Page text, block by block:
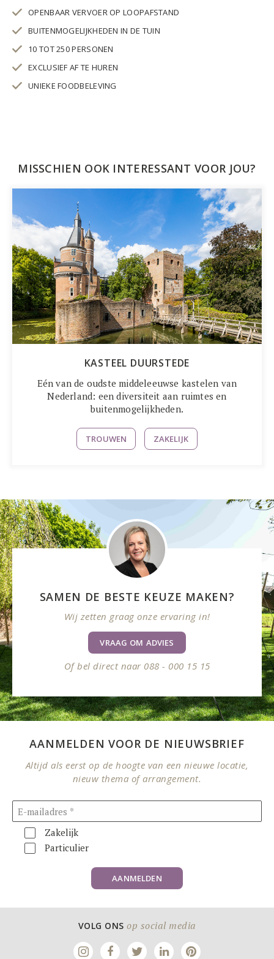
OPENBAAR VERVOER OP LOOPAFSTAND
BUITENMOGELIJKHEDEN IN DE TUIN
10 TOT 250 PERSONEN
EXCLUSIEF AF TE HUREN
UNIEKE FOODBELEVING
MISSCHIEN OOK INTERESSANT VOOR JOU?
KASTEEL DUURSTEDE
Eén van de oudste middeleeuwse kastelen van
Nederland: een diversiteit aan ruimtes en
buitenmogelijkheden.
TROUWEN ZAKELIJK
SAMEN DE BESTE KEUZE MAKEN?
Wij zetten graag onze ervaring in!
VRAAG OM ADVIES
Of bel direct naar 088 - 000 15 15
AANMELDEN VOOR DE NIEUWSBRIEF
Altijd als eerst op de hoogte van een nieuwe locatie,
nieuw thema of arrangement.
Zakelijk
Particulier
AANMELDEN
VOLG ONS op social media